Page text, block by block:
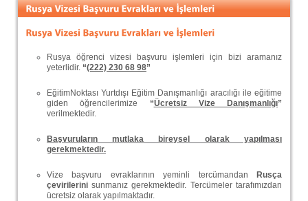
Rusya öğrenci vizesi başvuru işlemleri için bizi aramanız
yeterlidir. “(222) 230 68 98”
EğitimNoktası Yurtdışı Eğitim Danışmanlığı aracılığı ile eğitime
giden öğrencilerimize
“Ücretsiz Vize Danışmanlığı”
verilmektedir.
Başvuruların mutlaka bireysel olarak yapılması
gerekmektedir.
Vize başvuru evraklarının yeminli tercümandanRusça
çevirilerinisunmanız gerekmektedir. Tercümeler tarafımızdan
ücretsiz olarak yapılmaktadır.